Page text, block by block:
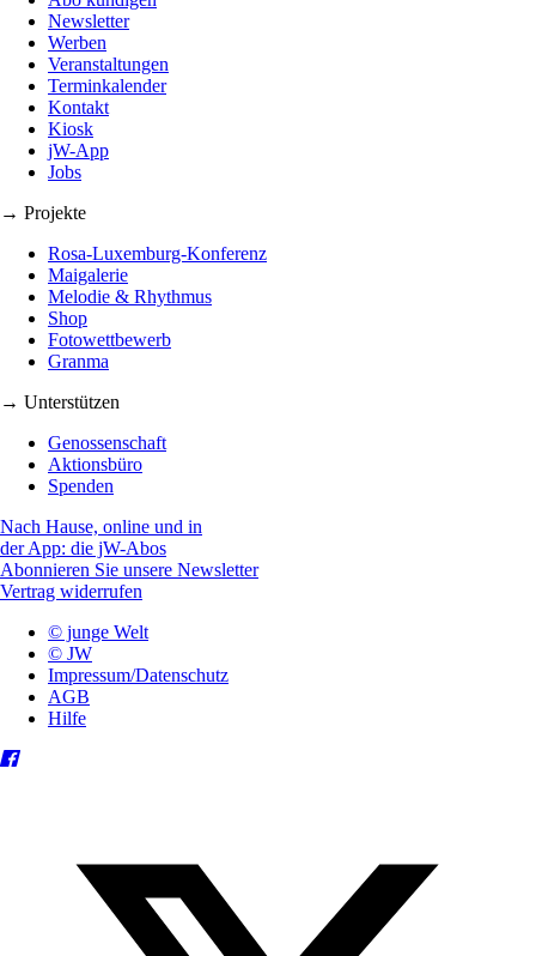
Newsletter
Werben
Veranstaltungen
Terminkalender
Kontakt
Kiosk
jW-App
Jobs
→ Projekte
Rosa-Luxemburg-Konferenz
Maigalerie
Melodie & Rhythmus
Shop
Fotowettbewerb
Granma
→ Unterstützen
Genossenschaft
Aktionsbüro
Spenden
Nach Hause, online und in
der App: die jW-Abos
Abonnieren Sie unsere Newsletter
Vertrag widerrufen
© junge Welt
© JW
Impressum/Datenschutz
AGB
Hilfe